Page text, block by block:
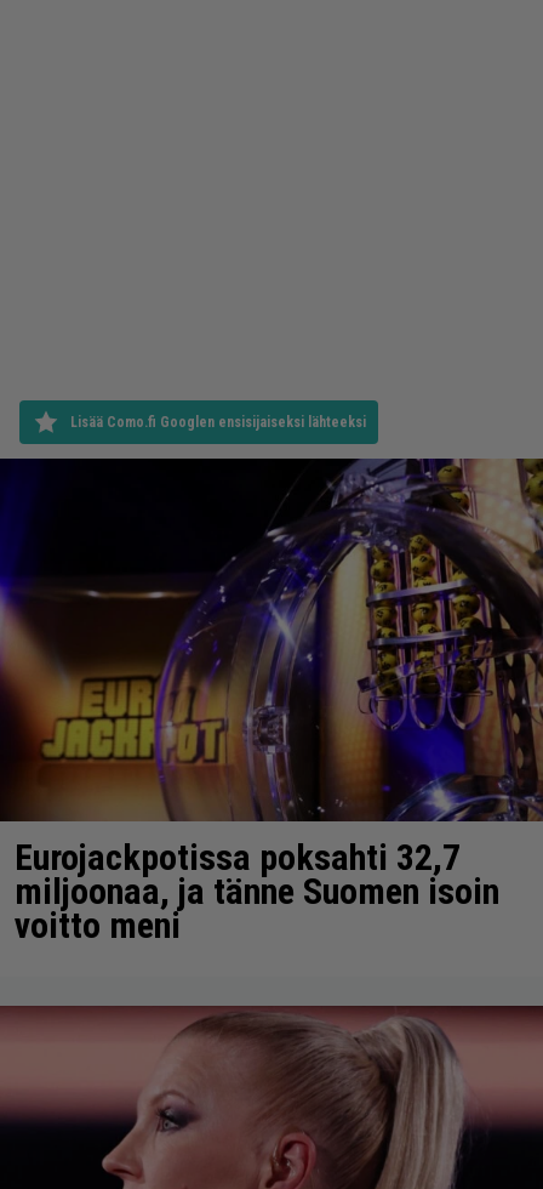
Lisää Como.fi Googlen ensisijaiseksi lähteeksi
Eurojackpotissa poksahti 32,7
miljoonaa, ja tänne Suomen isoin
voitto meni